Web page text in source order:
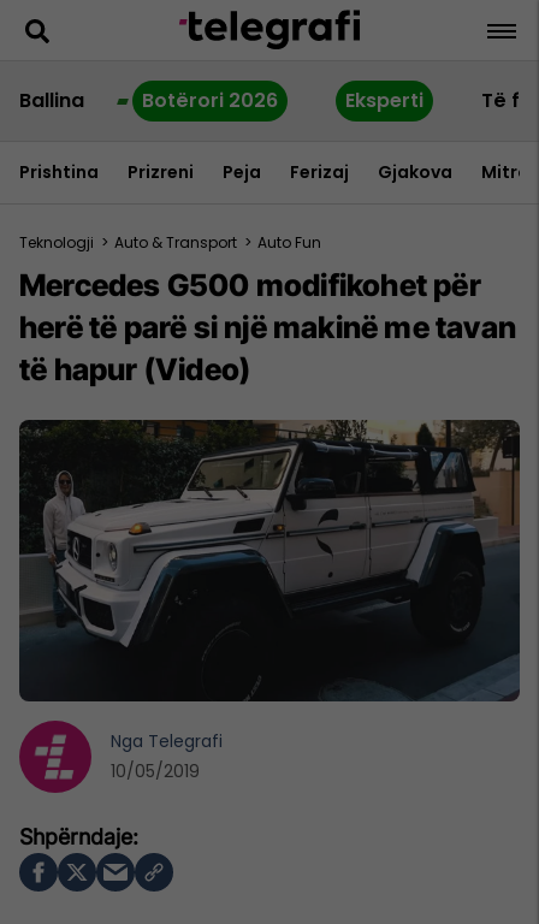
Ballina Botërori 2026 Eksperti Të
Prishtina Prizreni Peja Ferizaj Gjakova
Teknologji > Auto & Transport > Auto Fun
Mercedes G500 modifikohet për
herë të parë si një makinë me tavan
të hapur (Video)
Nga Telegrafi
10/05/2019